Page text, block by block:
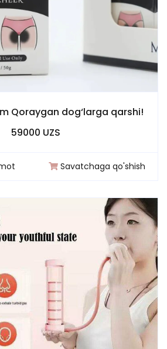
Qoraygan dog‘larga qarshi!
59000 UZS
Savatchaga qo'shish